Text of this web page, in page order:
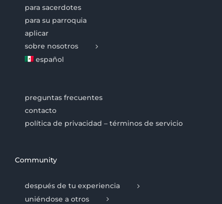
para sacerdotes
para su parroquia
aplicar
sobre nosotros
español
preguntas frecuentes
contacto
política de privacidad – términos de servicio
Community
después de tu experiencia
uniéndose a otros